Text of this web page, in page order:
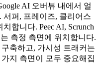
AI 오버뷰 내에서 얼
. 서퍼, 프레이즈, 클리어스
합니다. Peec AI, Scrunch
측정 측면에 위치합니다.
축하고, 가시성 트래커는
지 측면이 모두 중요해집